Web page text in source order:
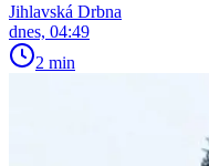
Jihlavská Drbna
dnes, 04:49
2 min